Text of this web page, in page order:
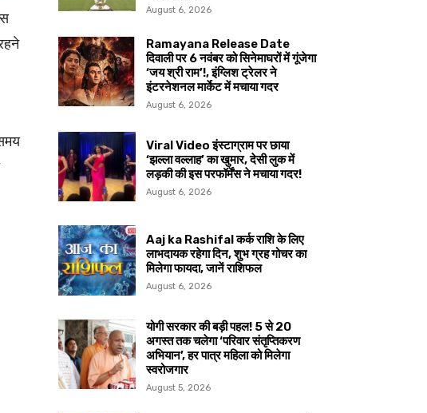
August 6, 2026
Ramayana Release Date
दिवाली पर 6 नवंबर को सिनेमाघरों में गूंजेगा
‘जय श्री राम’!, इंग्लिश ट्रेलर ने
इंटरनेशनल मार्केट में मचाया गदर
August 6, 2026
Viral Video इंस्टाग्राम पर छाया
‘झल्ला वल्लाह’ का खुमार, देसी लुक में
लड़की की इस परफॉर्मेंस ने मचाया गदर!
August 6, 2026
Aaj ka Rashifal कर्क राशि के लिए
लाभदायक रहेगा दिन, शुभ ग्रह गोचर का
मिलेगा फायदा, जानें राशिफल
August 6, 2026
योगी सरकार की बड़ी पहल! 5 से 20
अगस्त तक चलेगा ‘परिवार संतृप्तिकरण
अभियान’, हर पात्र महिला को मिलेगा
स्वरोजगार
August 5, 2026